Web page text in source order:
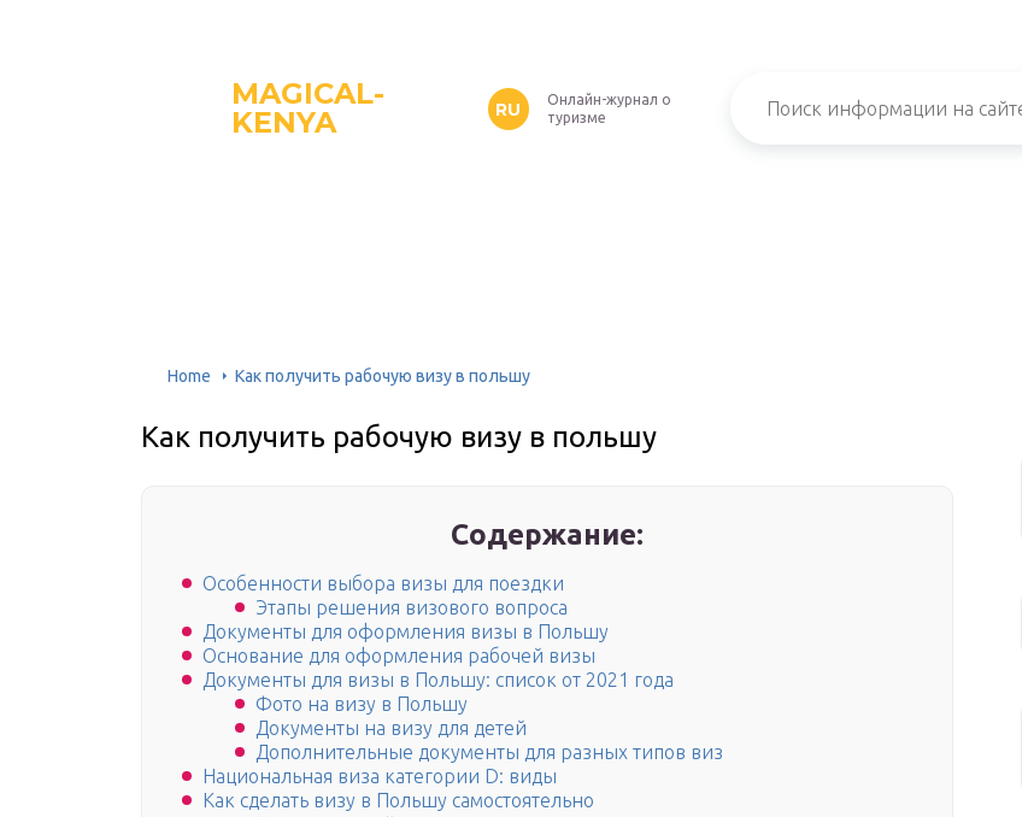
MAGICAL-
KENYA
RU
Онлайн-журнал о
туризме
Home Как получить рабочую визу в польшу
Как получить рабочую визу в польшу
Содержание:
Особенности выбора визы для поездки
Этапы решения визового вопроса
Документы для оформления визы в Польшу
Основание для оформления рабочей визы
Документы для визы в Польшу: список от 2021 года
Фото на визу в Польшу
Документы на визу для детей
Дополнительные документы для разных типов виз
Национальная виза категории D: виды
Как сделать визу в Польшу самостоятельно